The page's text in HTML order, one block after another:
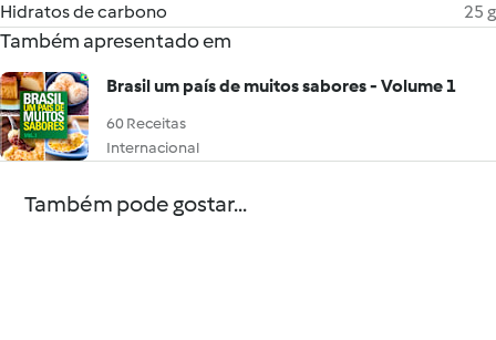
Hidratos de carbono
25 g
Também apresentado em
Brasil um país de muitos sabores - Volume 1
60 Receitas
Internacional
Também pode gostar...